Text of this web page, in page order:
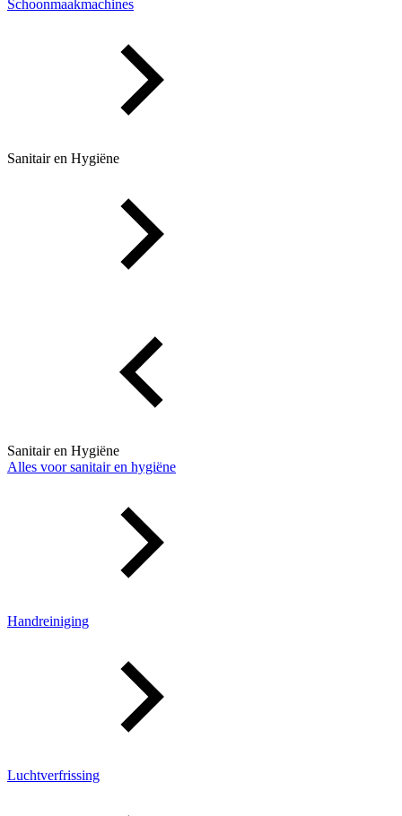
Schoonmaakmachines
Sanitair en Hygiëne
Sanitair en Hygiëne
Alles voor sanitair en hygiëne
Handreiniging
Luchtverfrissing